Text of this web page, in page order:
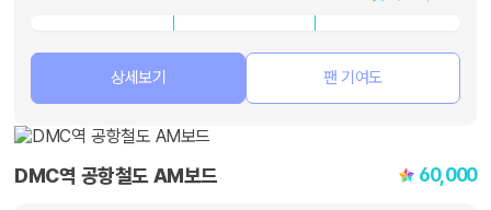
상세보기 팬 기여도
DMC역 공항철도 AM보드 60,000